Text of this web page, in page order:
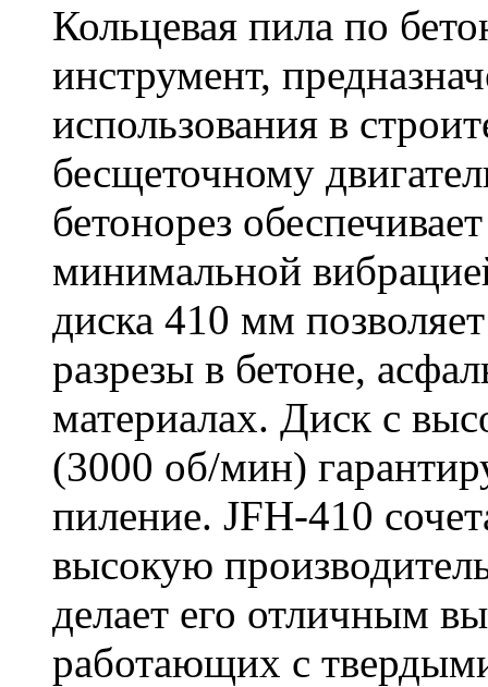
Кольцевая пила по
инструмент,
использования в
бесщеточному
бетонорез
минимальной
диска 410 мм
разрезы в бетоне,
материалах. Диск с
(3000 об/мин)
пиление. JFH-410
высокую
делает его отличным
работающих с